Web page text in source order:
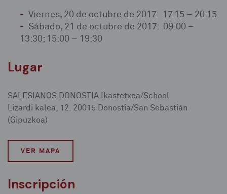
Viernes, 20 de octubre de 2017: 17:15 – 20:15
Sábado, 21 de octubre de 2017: 09:00 –
13:30; 15:00 – 19:30
Lugar
SALESIANOS DONOSTIA Ikastetxea/School
Lizardi kalea, 12. 20015 Donostia/San Sebastián
(Gipuzkoa)
VER MAPA
Inscripción